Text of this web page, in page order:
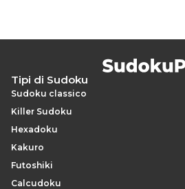
Tipi di Sudoku
Sudoku classico
Killer Sudoku
Hexadoku
Kakuro
Futoshiki
Calcudoku